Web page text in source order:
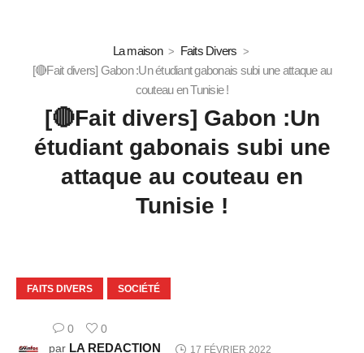
La maison
Faits Divers
[🔴Fait divers] Gabon :Un étudiant gabonais subi une attaque au
couteau en Tunisie !
[🔴Fait divers] Gabon :Un
étudiant gabonais subi une
attaque au couteau en
Tunisie !
FAITS DIVERS SOCIÉTÉ
0
0
par LA REDACTION 17 FÉVRIER 2022